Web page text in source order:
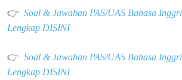
👉 Soal & Jawaban PAS/UAS Bahasa
Lengkap DISINI
👉 Soal & Jawaban PAS/UAS Bahasa
Lengkap DISINI